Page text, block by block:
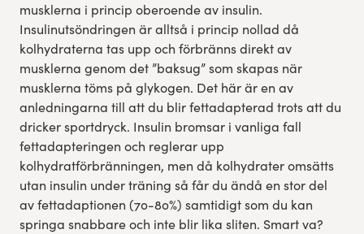
musklerna i princip oberoende av insulin.
Insulinutsöndringen är alltså i princip nollad då
kolhydraterna tas upp och förbränns direkt av
musklerna genom det ”baksug” som skapas när
musklerna töms på glykogen. Det här är en av
anledningarna till att du blir fettadapterad trots att du
dricker sportdryck. Insulin bromsar i vanliga fall
fettadapteringen och reglerar upp
kolhydratförbränningen, men då kolhydrater omsätts
utan insulin under träning så får du ändå en stor del
av fettadaptionen (70-80%) samtidigt som du kan
springa snabbare och inte blir lika sliten. Smart va?